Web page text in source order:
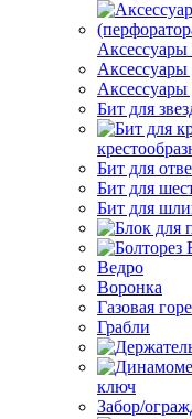
Аксессуары
Аксессуары
Бит для
Бит для
Бит для
Бит для
Ведро
Воронка
Газовая
Грабли
ключ
Забор/